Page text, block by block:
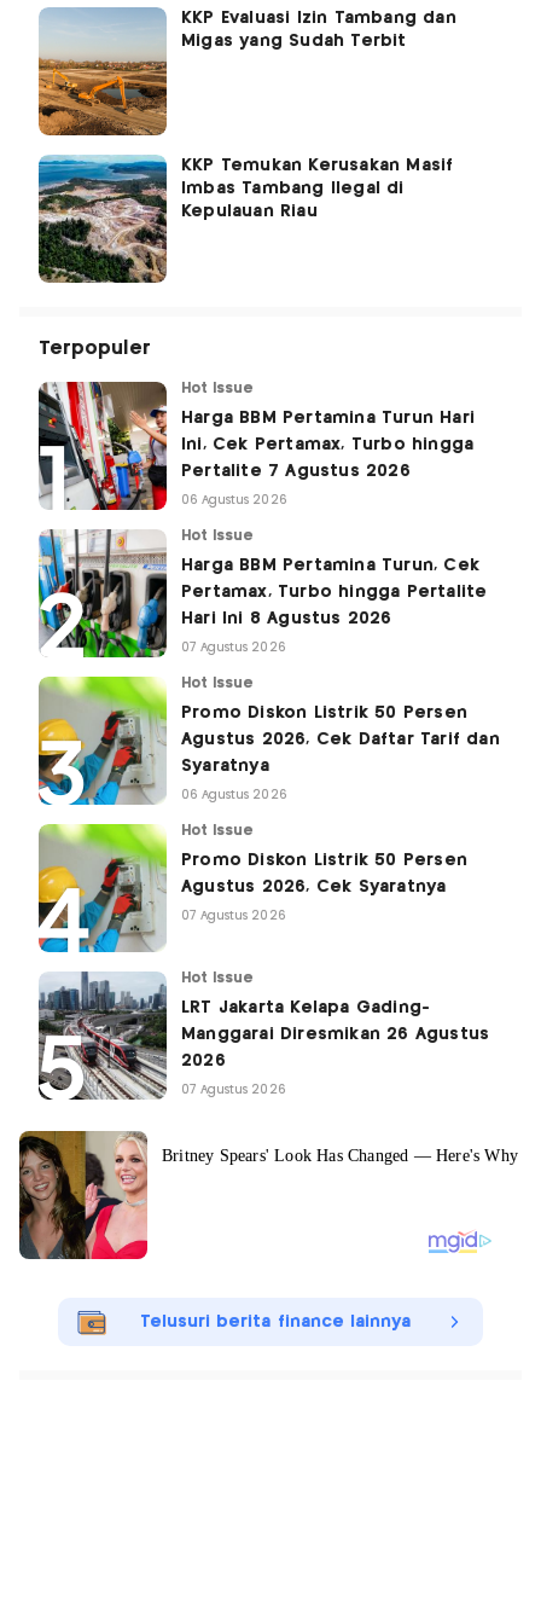
KKP Evaluasi Izin Tambang dan
Migas yang Sudah Terbit
KKP Temukan Kerusakan Masif
Imbas Tambang Ilegal di
Kepulauan Riau
Terpopuler
Hot Issue
Harga BBM Pertamina Turun Hari
Ini, Cek Pertamax, Turbo hingga
Pertalite 7 Agustus 2026
06 Agustus 2026
Hot Issue
Harga BBM Pertamina Turun, Cek
Pertamax, Turbo hingga Pertalite
Hari Ini 8 Agustus 2026
07 Agustus 2026
Hot Issue
Promo Diskon Listrik 50 Persen
Agustus 2026, Cek Daftar Tarif dan
Syaratnya
06 Agustus 2026
Hot Issue
Promo Diskon Listrik 50 Persen
Agustus 2026, Cek Syaratnya
07 Agustus 2026
Hot Issue
LRT Jakarta Kelapa Gading-
Manggarai Diresmikan 26 Agustus
2026
07 Agustus 2026
Telusuri berita finance lainnya